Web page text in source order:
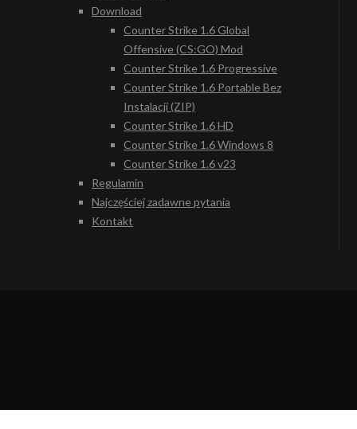
Download
Counter Strike 1.6 Global
Offensive (CS:GO) Mod
Counter Strike 1.6 Progressive
Counter Strike 1.6 Portable Bez
Instalacji (ZIP)
Counter Strike 1.6 HD
Counter Strike 1.6 Windows 8
Counter Strike 1.6 v23
Regulamin
Najczęściej zadawne pytania
Kontakt